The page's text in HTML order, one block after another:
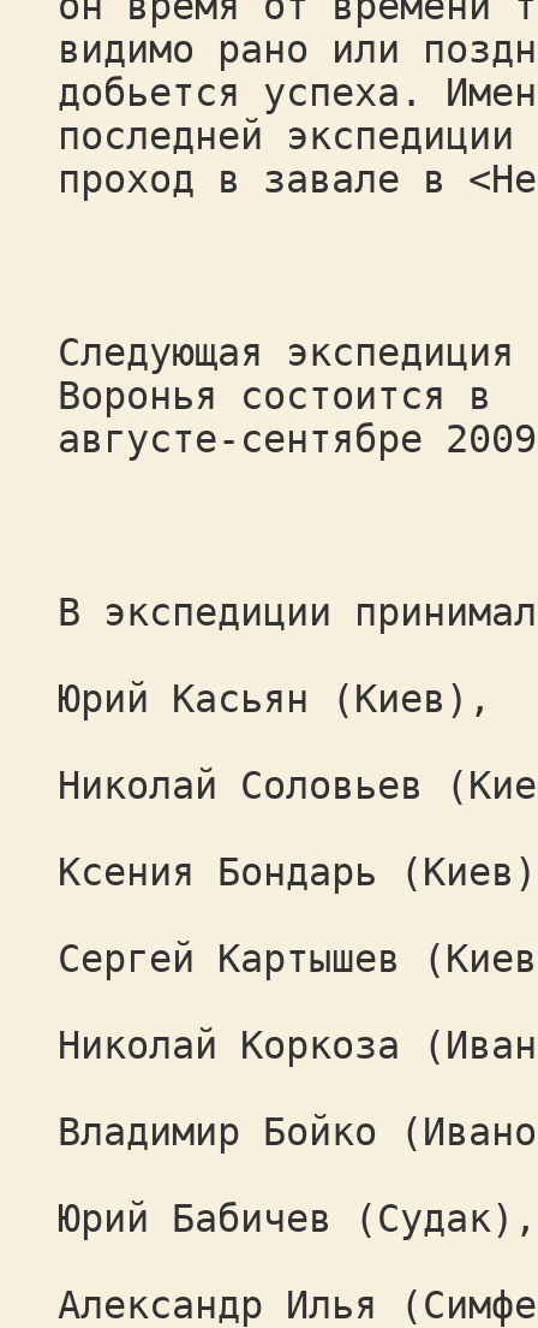
видимо рано или
добьется успеха.
последней
проход в завале в
Следующая
Воронья состоится в
августе-сентябре
В экспедиции
Юрий Касьян (Киев),
Николай Соловьев
Ксения Бондарь (Киев)
Сергей Картышев
Николай Коркоза
Владимир Бойко
Юрий Бабичев (Судак),
Александр Илья